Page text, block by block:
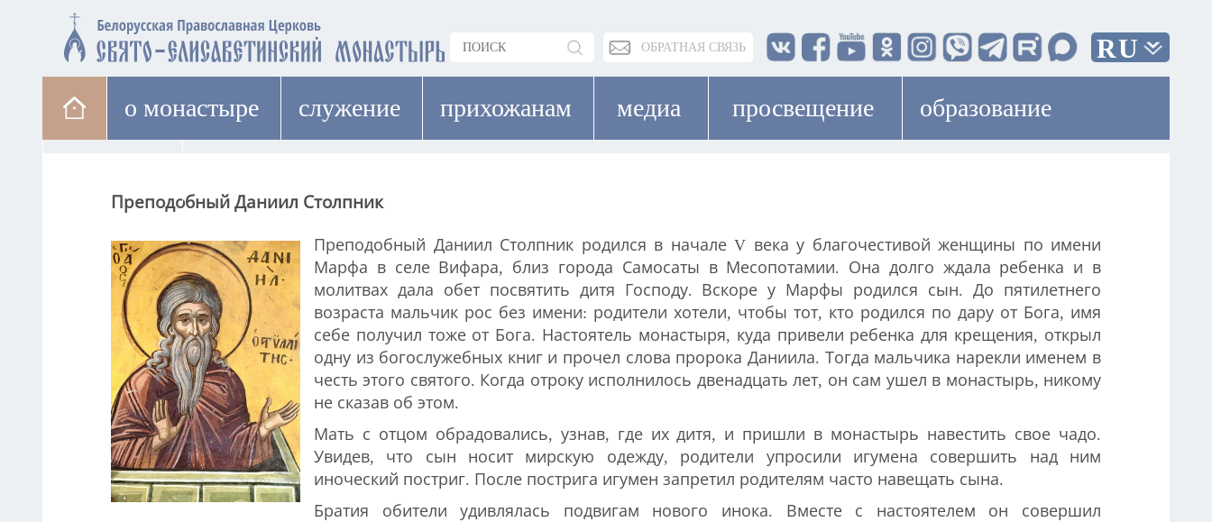
ОБРАТНАЯ СВЯЗЬ RU
о монастыре cлужение прихожанам медиа просвещение образование
Преподобный Даниил Столпник
Преподобный Даниил Столпник родился в начале V века у благочестивой женщины по имени
Марфа в селе Вифара, близ города Самосаты в Месопотамии. Она долго ждала ребенка и в
молитвах дала обет посвятить дитя Господу. Вскоре у Марфы родился сын. До пятилетнего
возраста мальчик рос без имени: родители хотели, чтобы тот, кто родился по дару от Бога, имя
себе получил тоже от Бога. Настоятель монастыря, куда привели ребенка для крещения, открыл
одну из богослужебных книг и прочел слова пророка Даниила. Тогда мальчика нарекли именем в
честь этого святого. Когда отроку исполнилось двенадцать лет, он сам ушел в монастырь, никому
не сказав об этом.
Мать с отцом обрадовались, узнав, где их дитя, и пришли в монастырь навестить свое чадо.
Увидев, что сын носит мирскую одежду, родители упросили игумена совершить над ним
иноческий постриг. После пострига игумен запретил родителям часто навещать сына.
Братия обители удивлялась подвигам нового инока. Вместе с настоятелем он совершил